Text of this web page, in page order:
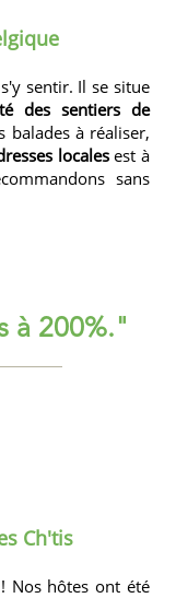
sentir. Il se situe
des sentiers de
balades à réaliser,
localesest à
sans
à 200%."
Ch'tis
Nos hôtes ont été